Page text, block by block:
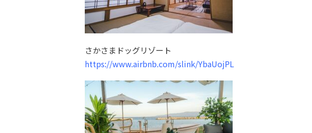
さかさまドッグリゾート
https://www.airbnb.com/slink/YbaUojPL